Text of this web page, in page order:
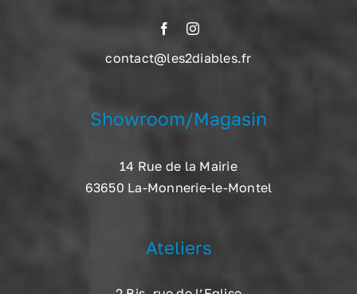
contact@les2diables.fr
Showroom/Magasin
14 Rue de la Mairie
63650 La-Monnerie-le-Montel
Ateliers